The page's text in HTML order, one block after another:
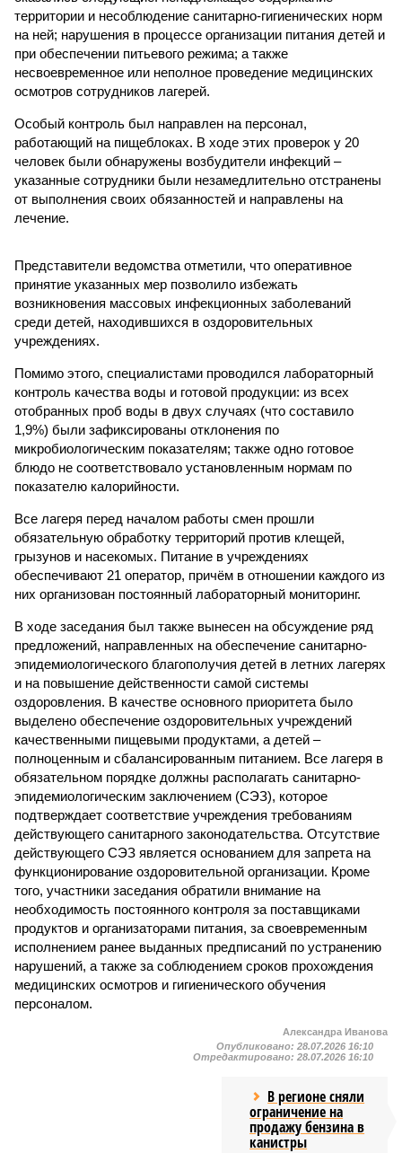
территории и несоблюдение санитарно-гигиенических норм
на ней; нарушения в процессе организации питания детей и
при обеспечении питьевого режима; а также
несвоевременное или неполное проведение медицинских
осмотров сотрудников лагерей.
Особый контроль был направлен на персонал,
работающий на пищеблоках. В ходе этих проверок у 20
человек были обнаружены возбудители инфекций –
указанные сотрудники были незамедлительно отстранены
от выполнения своих обязанностей и направлены на
лечение.
Представители ведомства отметили, что оперативное
принятие указанных мер позволило избежать
возникновения массовых инфекционных заболеваний
среди детей, находившихся в оздоровительных
учреждениях.
Помимо этого, специалистами проводился лабораторный
контроль качества воды и готовой продукции: из всех
отобранных проб воды в двух случаях (что составило
1,9%) были зафиксированы отклонения по
микробиологическим показателям; также одно готовое
блюдо не соответствовало установленным нормам по
показателю калорийности.
Все лагеря перед началом работы смен прошли
обязательную обработку территорий против клещей,
грызунов и насекомых. Питание в учреждениях
обеспечивают 21 оператор, причём в отношении каждого из
них организован постоянный лабораторный мониторинг.
В ходе заседания был также вынесен на обсуждение ряд
предложений, направленных на обеспечение санитарно-
эпидемиологического благополучия детей в летних лагерях
и на повышение действенности самой системы
оздоровления. В качестве основного приоритета было
выделено обеспечение оздоровительных учреждений
качественными пищевыми продуктами, а детей –
полноценным и сбалансированным питанием. Все лагеря в
обязательном порядке должны располагать санитарно-
эпидемиологическим заключением (СЭЗ), которое
подтверждает соответствие учреждения требованиям
действующего санитарного законодательства. Отсутствие
действующего СЭЗ является основанием для запрета на
функционирование оздоровительной организации. Кроме
того, участники заседания обратили внимание на
необходимость постоянного контроля за поставщиками
продуктов и организаторами питания, за своевременным
исполнением ранее выданных предписаний по устранению
нарушений, а также за соблюдением сроков прохождения
медицинских осмотров и гигиенического обучения
персоналом.
Александра Иванова
Опубликовано: 28.07.2026 16:10
Отредактировано: 28.07.2026 16:10
В регионе сняли
ограничение на
продажу бензина в
канистры